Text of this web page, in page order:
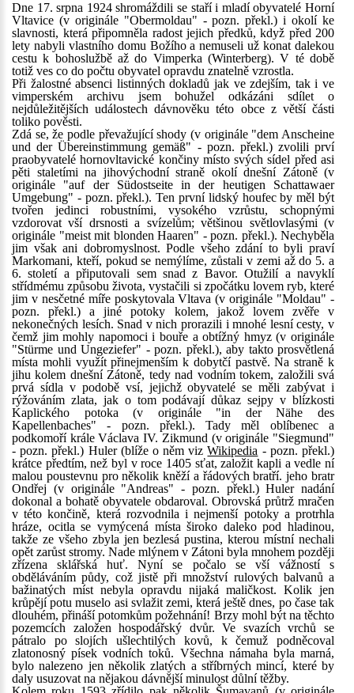
Dne 17. srpna 1924 shromáždili se staří i mladí obyvatelé Horní
Vltavice (v originále "Obermoldau" - pozn. překl.) i okolí ke
slavnosti, která připomněla radost jejich předků, když před 200
lety nabyli vlastního domu Božího a nemuseli už konat dalekou
cestu k bohoslužbě až do Vimperka (Winterberg). V té době
totiž ves co do počtu obyvatel opravdu znatelně vzrostla.
Při žalostné absenci listinných dokladů jak ve zdejším, tak i ve
vimperském archivu jsem bohužel odkázáni sdílet o
nejdůležitějších událostech dávnověku této obce z větší části
toliko pověsti.
Zdá se, že podle převažující shody (v originále "dem Anscheine
und der Übereinstimmung gemäß" - pozn. překl.) zvolili prví
praobyvatelé hornovltavické končiny místo svých sídel před asi
pěti staletími na jihovýchodní straně okolí dnešní Zátoně (v
originále "auf der Südostseite in der heutigen Schattawaer
Umgebung" - pozn. překl.). Ten první lidský houfec by měl být
tvořen jedinci robustními, vysokého vzrůstu, schopnými
vzdorovat vší drsnosti a svízelům; většinou světlovlasými (v
originále "meist mit blonden Haaren" - pozn. překl.). Nechyběla
jim však ani dobromyslnost. Podle všeho zdání to byli praví
Markomani, kteří, pokud se nemýlíme, zůstali v zemi až do 5. a
6. století a připutovali sem snad z Bavor. Otužilí a navyklí
střídmému způsobu života, vystačili si zpočátku lovem ryb, které
jim v nesčetné míře poskytovala Vltava (v originále "Moldau" -
pozn. překl.) a jiné potoky kolem, jakož lovem zvěře v
nekonečných lesích. Snad v nich prorazili i mnohé lesní cesty, v
čemž jim mohly napomoci i bouře a obtížný hmyz (v originále
"Stürme und Ungeziefer" - pozn. překl.), aby takto prosvětlená
místa mohli využít přinejmenším k dobytčí pastvě. Na straně k
jihu kolem dnešní Zátoně, tedy nad vodním tokem, založili svá
prvá sídla v podobě vsí, jejichž obyvatelé se měli zabývat i
rýžováním zlata, jak o tom podávají důkaz sejpy v blízkosti
Kaplického potoka (v originále "in der Nähe des
Kapellenbaches" - pozn. překl.). Tady měl oblíbenec a
podkomoří krále Václava IV. Zikmund (v originále "Siegmund"
- pozn. překl.) Huler (blíže o něm vizWikipedia - pozn. překl.)
krátce předtím, než byl v roce 1405 sťat, založit kapli a vedle ní
malou poustevnu pro několik kněží a řádových bratří. jeho bratr
Ondřej (v originále "Andreas" - pozn. překl.) Huler nadání
dokonal a bohatě obyvatele obdaroval. Obrovská průtrž mračen
v této končině, která rozvodnila i nejmenší potoky a protrhla
hráze, ocitla se vymýcená místa široko daleko pod hladinou,
takže ze všeho zbyla jen bezlesá pustina, kterou místní nechali
opět zarůst stromy. Nade mlýnem v Zátoni byla mnohem později
zřízena sklářská huť. Nyní se počalo se vší vážností s
obděláváním půdy, což jistě při množství rulových balvanů a
bažinatých míst nebyla opravdu nijaká maličkost. Kolik jen
krůpějí potu muselo asi svlažit zemi, která ještě dnes, po čase tak
dlouhém, přináší potomkům požehnání! Brzy mohl být na těchto
pozemcích založen hospodářský dvůr. Ve svazích vrchů se
pátralo po slojích ušlechtilých kovů, k čemuž podněcoval
zlatonosný písek vodních toků. Všechna námaha byla marná,
bylo nalezeno jen několik zlatých a stříbrných mincí, které by
daly usuzovat na nějakou dávnější minulost důlní těžby.